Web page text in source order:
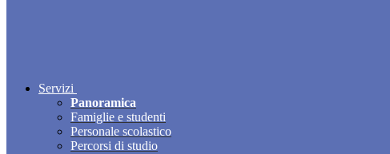
Servizi
Panoramica
Famiglie e studenti
Personale scolastico
Percorsi di studio